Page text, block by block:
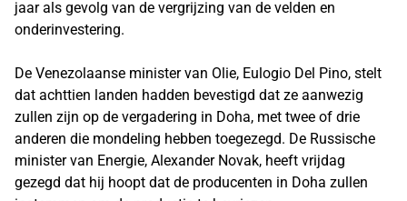
jaar als gevolg van de vergrijzing van de velden en
onderinvestering.
De Venezolaanse minister van Olie, Eulogio Del Pino, stelt
dat achttien landen hadden bevestigd dat ze aanwezig
zullen zijn op de vergadering in Doha, met twee of drie
anderen die mondeling hebben toegezegd. De Russische
minister van Energie, Alexander Novak, heeft vrijdag
gezegd dat hij hoopt dat de producenten in Doha zullen